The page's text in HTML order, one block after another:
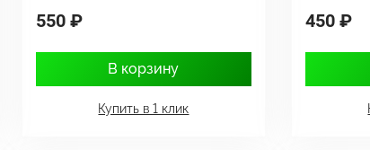
550 ₽
В корзину
Купить в 1 клик
450 ₽